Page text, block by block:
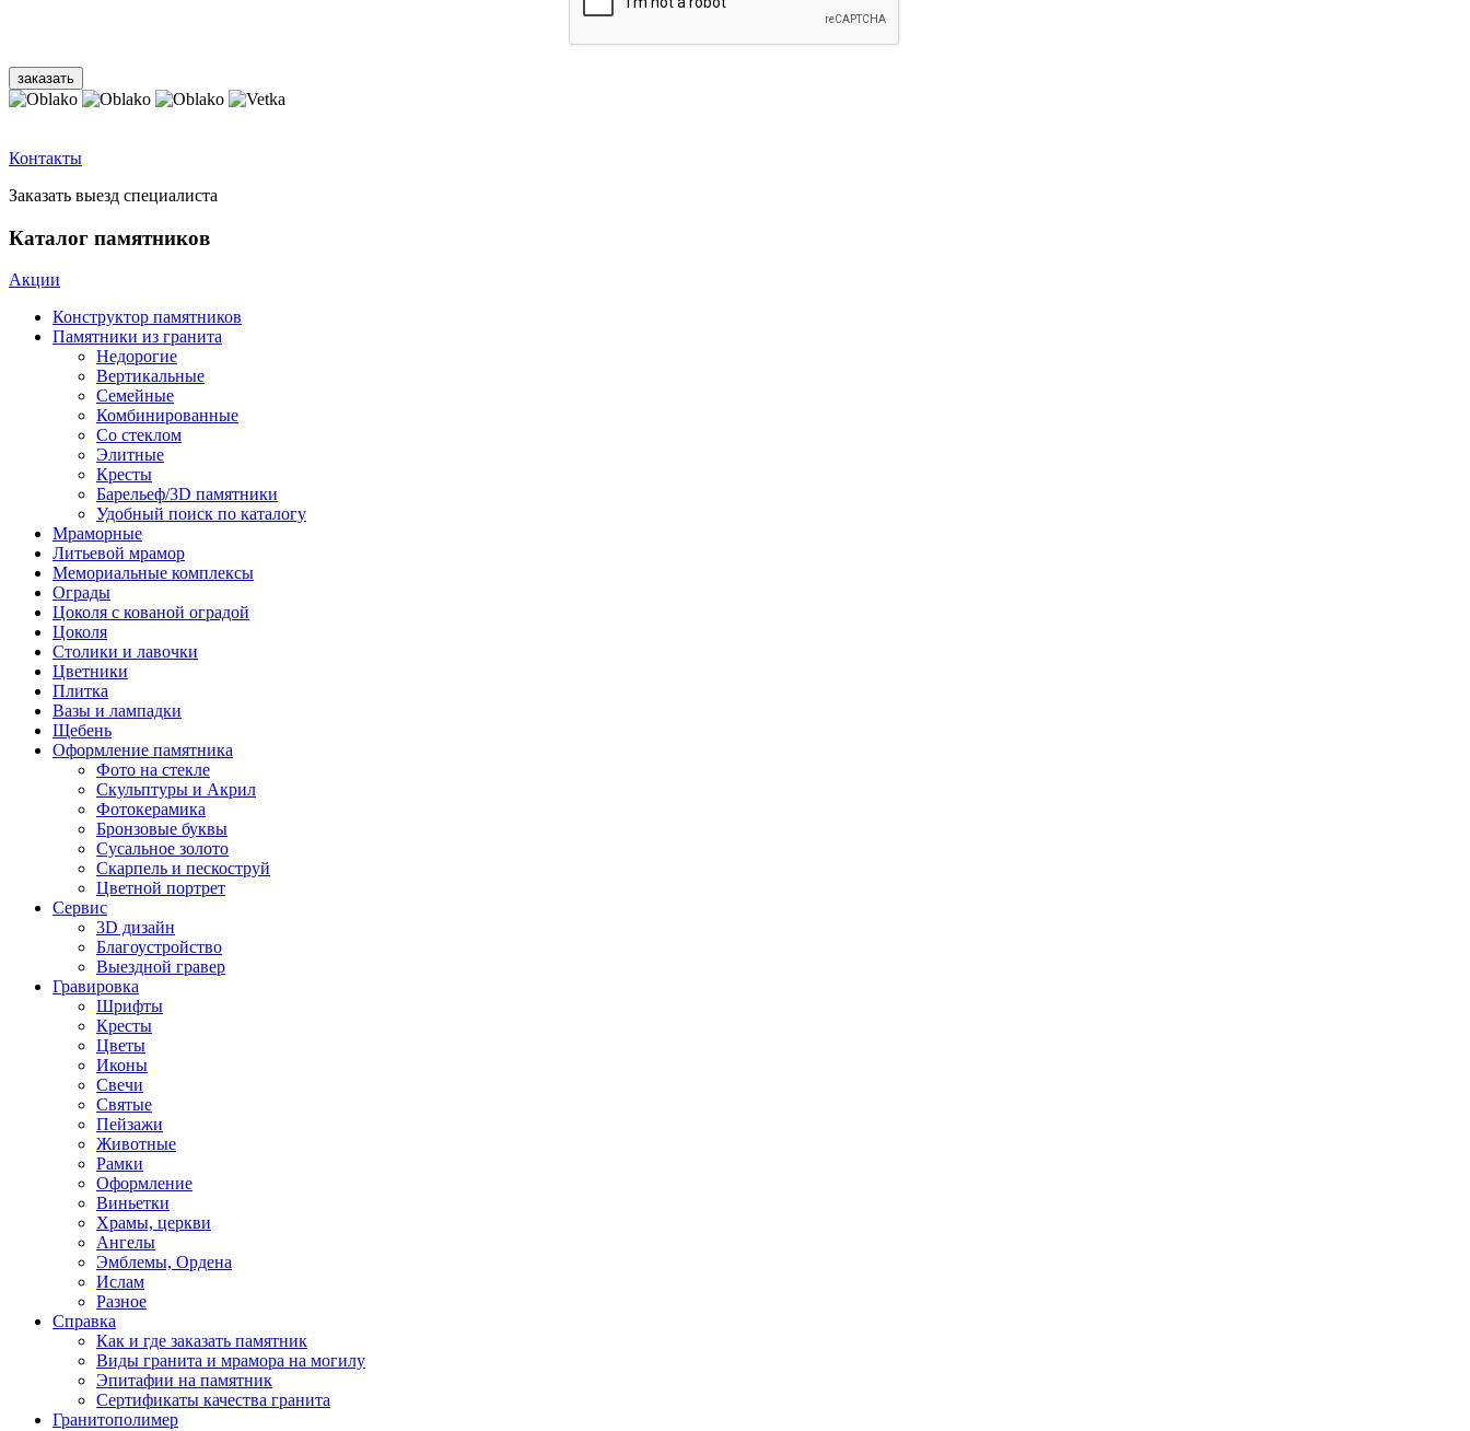
Контакты
Заказать выезд специалиста
Каталог памятников
Акции
Конструктор памятников
Памятники из гранита
Недорогие
Вертикальные
Семейные
Комбинированные
Со стеклом
Элитные
Кресты
Барельеф/3D памятники
Удобный поиск по каталогу
Мраморные
Литьевой мрамор
Мемориальные комплексы
Ограды
Цоколя с кованой оградой
Цоколя
Столики и лавочки
Цветники
Плитка
Вазы и лампадки
Щебень
Оформление памятника
Фото на стекле
Скульптуры и Акрил
Фотокерамика
Бронзовые буквы
Сусальное золото
Скарпель и пескоструй
Цветной портрет
Сервис
3D дизайн
Благоустройство
Выездной гравер
Гравировка
Шрифты
Кресты
Цветы
Иконы
Свечи
Святые
Пейзажи
Животные
Рамки
Оформление
Виньетки
Храмы, церкви
Ангелы
Эмблемы, Ордена
Ислам
Разное
Справка
Как и где заказать памятник
Виды гранита и мрамора на могилу
Эпитафии на памятник
Сертификаты качества гранита
Гранитополимер